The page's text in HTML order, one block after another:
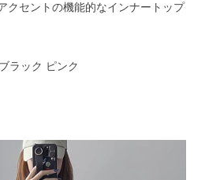
クセントの機能的なインナートップ
ラック ピンク